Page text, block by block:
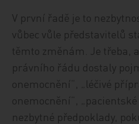
V první řadě je to
vůbec vůle představitelů
těmto změnám. Je třeba,
právního řádu dostaly
onemocnění“, „léčivé
onemocnění“,
nezbytné předpoklady,